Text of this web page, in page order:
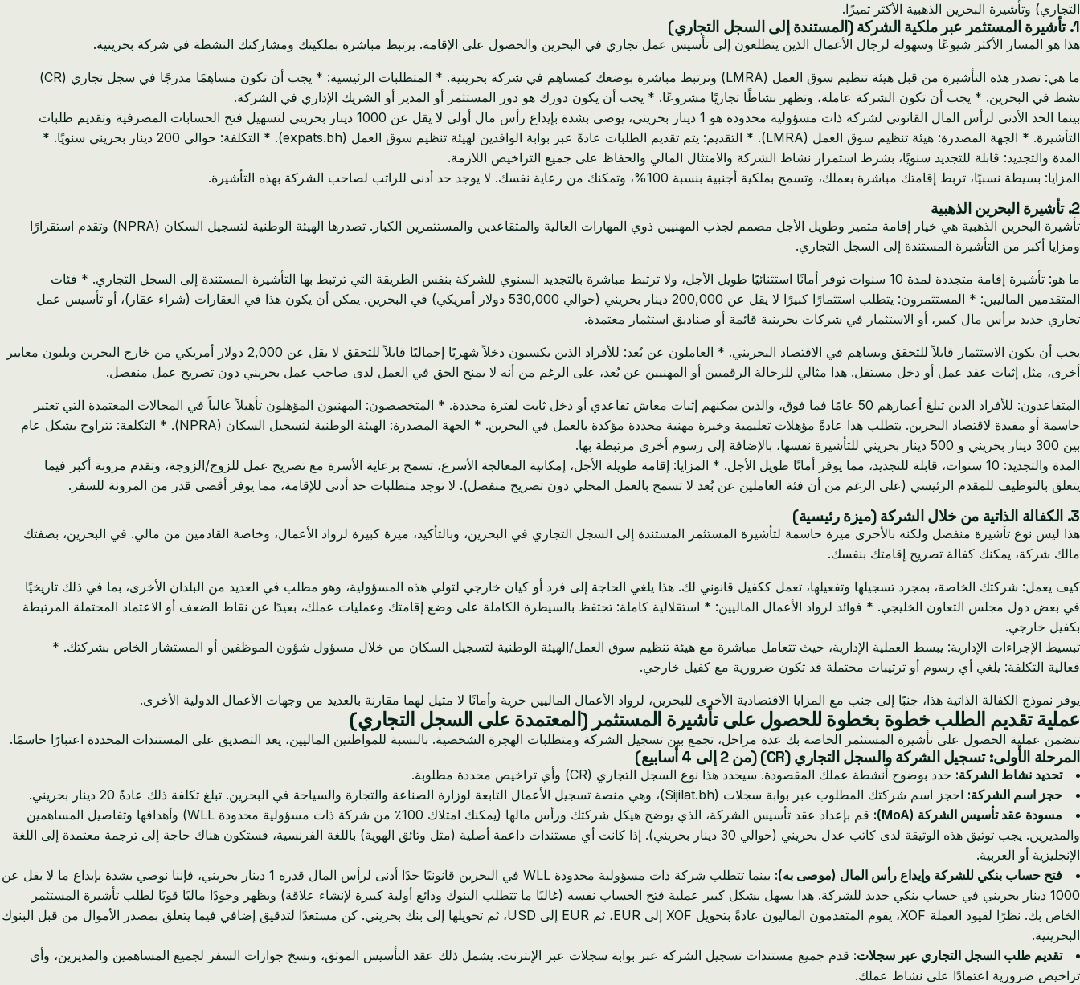
التجاري) وتأشيرة البحرين الذهبية الأكثر تميزًا.
1. تأشيرة المستثمر عبر ملكية الشركة (المستندة إلى السجل التجاري)
هذا هو المسار الأكثر شيوعًا وسهولة لرجال الأعمال الذين يتطلعون إلى تأسيس عمل تجاري في البحرين والحصول على الإقامة. يرتبط مباشرة بملكيتك ومشاركتك النشطة في شركة بحرينية.
ما هي: تصدر هذه التأشيرة من قبل هيئة تنظيم سوق العمل (LMRA) وترتبط مباشرة بوضعك كمساهِم في شركة بحرينية. * المتطلبات الرئيسية: * يجب أن تكون مساهِمًا مدرجًا في سجل تجاري (CR)
نشط في البحرين. * يجب أن تكون الشركة عاملة، وتظهر نشاطًا تجاريًا مشروعًا. * يجب أن يكون دورك هو دور المستثمر أو المدير أو الشريك الإداري في الشركة.
بينما الحد الأدنى لرأس المال القانوني لشركة ذات مسؤولية محدودة هو 1 دينار بحريني، يوصى بشدة بإيداع رأس مال أولي لا يقل عن 1000 دينار بحريني لتسهيل فتح الحسابات المصرفية وتقديم طلبات
التأشيرة. * الجهة المصدرة: هيئة تنظيم سوق العمل (LMRA). * التقديم: يتم تقديم الطلبات عادةً عبر بوابة الوافدين لهيئة تنظيم سوق العمل (expats.bh). * التكلفة: حوالي 200 دينار بحريني سنويًا. *
المدة والتجديد: قابلة للتجديد سنويًا، بشرط استمرار نشاط الشركة والامتثال المالي والحفاظ على جميع التراخيص اللازمة.
المزايا: بسيطة نسبيًا، تربط إقامتك مباشرة بعملك، وتسمح بملكية أجنبية بنسبة 100%، وتمكنك من رعاية نفسك. لا يوجد حد أدنى للراتب لصاحب الشركة بهذه التأشيرة.
2. تأشيرة البحرين الذهبية
تأشيرة البحرين الذهبية هي خيار إقامة متميز وطويل الأجل مصمم لجذب المهنيين ذوي المهارات العالية والمتقاعدين والمستثمرين الكبار. تصدرها الهيئة الوطنية لتسجيل السكان (NPRA) وتقدم استقرارًا
ومزايا أكبر من التأشيرة المستندة إلى السجل التجاري.
ما هو: تأشيرة إقامة متجددة لمدة 10 سنوات توفر أمانًا استثنائيًا طويل الأجل، ولا ترتبط مباشرة بالتجديد السنوي للشركة بنفس الطريقة التي ترتبط بها التأشيرة المستندة إلى السجل التجاري. * فئات
المتقدمين الماليين: * المستثمرون: يتطلب استثمارًا كبيرًا لا يقل عن 200,000 دينار بحريني (حوالي 530,000 دولار أمريكي) في البحرين. يمكن أن يكون هذا في العقارات (شراء عقار)، أو تأسيس عمل
تجاري جديد برأس مال كبير، أو الاستثمار في شركات بحرينية قائمة أو صناديق استثمار معتمدة.
يجب أن يكون الاستثمار قابلاً للتحقق ويساهم في الاقتصاد البحريني. * العاملون عن بُعد: للأفراد الذين يكسبون دخلاً شهريًا إجماليًا قابلاً للتحقق لا يقل عن 2,000 دولار أمريكي من خارج البحرين ويلبون معايير
أخرى، مثل إثبات عقد عمل أو دخل مستقل. هذا مثالي للرحالة الرقميين أو المهنيين عن بُعد، على الرغم من أنه لا يمنح الحق في العمل لدى صاحب عمل بحريني دون تصريح عمل منفصل.
المتقاعدون: للأفراد الذين تبلغ أعمارهم 50 عامًا فما فوق، والذين يمكنهم إثبات معاش تقاعدي أو دخل ثابت لفترة محددة. * المتخصصون: المهنيون المؤهلون تأهيلاً عالياً في المجالات المعتمدة التي تعتبر
حاسمة أو مفيدة لاقتصاد البحرين. يتطلب هذا عادةً مؤهلات تعليمية وخبرة مهنية محددة مؤكدة بالعمل في البحرين. * الجهة المصدرة: الهيئة الوطنية لتسجيل السكان (NPRA). * التكلفة: تتراوح بشكل عام
بين 300 دينار بحريني و 500 دينار بحريني للتأشيرة نفسها، بالإضافة إلى رسوم أخرى مرتبطة بها.
المدة والتجديد: 10 سنوات، قابلة للتجديد، مما يوفر أمانًا طويل الأجل. * المزايا: إقامة طويلة الأجل، إمكانية المعالجة الأسرع، تسمح برعاية الأسرة مع تصريح عمل للزوج/الزوجة، وتقدم مرونة أكبر فيما
يتعلق بالتوظيف للمقدم الرئيسي (على الرغم من أن فئة العاملين عن بُعد لا تسمح بالعمل المحلي دون تصريح منفصل). لا توجد متطلبات حد أدنى للإقامة، مما يوفر أقصى قدر من المرونة للسفر.
3. الكفالة الذاتية من خلال الشركة (ميزة رئيسية)
هذا ليس نوع تأشيرة منفصل ولكنه بالأحرى ميزة حاسمة لتأشيرة المستثمر المستندة إلى السجل التجاري في البحرين، وبالتأكيد، ميزة كبيرة لرواد الأعمال، وخاصة القادمين من مالي. في البحرين، بصفتك
مالك شركة، يمكنك كفالة تصريح إقامتك بنفسك.
كيف يعمل: شركتك الخاصة، بمجرد تسجيلها وتفعيلها، تعمل ككفيل قانوني لك. هذا يلغي الحاجة إلى فرد أو كيان خارجي لتولي هذه المسؤولية، وهو مطلب في العديد من البلدان الأخرى، بما في ذلك تاريخيًا
في بعض دول مجلس التعاون الخليجي. * فوائد لرواد الأعمال الماليين: * استقلالية كاملة: تحتفظ بالسيطرة الكاملة على وضع إقامتك وعمليات عملك، بعيدًا عن نقاط الضعف أو الاعتماد المحتملة المرتبطة
بكفيل خارجي.
تبسيط الإجراءات الإدارية: يبسط العملية الإدارية، حيث تتعامل مباشرة مع هيئة تنظيم سوق العمل/الهيئة الوطنية لتسجيل السكان من خلال مسؤول شؤون الموظفين أو المستشار الخاص بشركتك. *
فعالية التكلفة: يلغي أي رسوم أو ترتيبات محتملة قد تكون ضرورية مع كفيل خارجي.
يوفر نموذج الكفالة الذاتية هذا، جنبًا إلى جنب مع المزايا الاقتصادية الأخرى للبحرين، لرواد الأعمال الماليين حرية وأمانًا لا مثيل لهما مقارنة بالعديد من وجهات الأعمال الدولية الأخرى.
عملية تقديم الطلب خطوة بخطوة للحصول على تأشيرة المستثمر (المعتمدة على السجل التجاري)
تتضمن عملية الحصول على تأشيرة المستثمر الخاصة بك عدة مراحل، تجمع بين تسجيل الشركة ومتطلبات الهجرة الشخصية. بالنسبة للمواطنين الماليين، يعد التصديق على المستندات المحددة اعتبارًا حاسمًا.
المرحلة الأولى: تسجيل الشركة والسجل التجاري (CR) (من 2 إلى 4 أسابيع)
تحديد نشاط الشركة: حدد بوضوح أنشطة عملك المقصودة. سيحدد هذا نوع السجل التجاري (CR) وأي تراخيص محددة مطلوبة.
حجز اسم الشركة: احجز اسم شركتك المطلوب عبر بوابة سجلات (Sijilat.bh)، وهي منصة تسجيل الأعمال التابعة لوزارة الصناعة والتجارة والسياحة في البحرين. تبلغ تكلفة ذلك عادةً 20 دينار بحريني.
مسودة عقد تأسيس الشركة (MoA):
قم بإعداد عقد تأسيس الشركة، الذي يوضح هيكل شركتك ورأس مالها (يمكنك امتلاك 100٪ من شركة ذات مسؤولية محدودة WLL) وأهدافها وتفاصيل المساهمين
والمديرين. يجب توثيق هذه الوثيقة لدى كاتب عدل بحريني (حوالي 30 دينار بحريني). إذا كانت أي مستندات داعمة أصلية (مثل وثائق الهوية) باللغة الفرنسية، فستكون هناك حاجة إلى ترجمة معتمدة إلى اللغة
الإنجليزية أو العربية.
فتح حساب بنكي للشركة وإيداع رأس المال (موصى به):
بينما تتطلب شركة ذات مسؤولية محدودة WLL في البحرين قانونيًا حدًا أدنى لرأس المال قدره 1 دينار بحريني، فإننا نوصي بشدة بإيداع ما لا يقل عن
1000 دينار بحريني في حساب بنكي جديد للشركة. هذا يسهل بشكل كبير عملية فتح الحساب نفسه (غالبًا ما تتطلب البنوك ودائع أولية كبيرة لإنشاء علاقة) ويظهر وجودًا ماليًا قويًا لطلب تأشيرة المستثمر
الخاص بك. نظرًا لقيود العملة XOF، يقوم المتقدمون الماليون عادةً بتحويل XOF إلى EUR، ثم EUR إلى USD، ثم تحويلها إلى بنك بحريني. كن مستعدًا لتدقيق إضافي فيما يتعلق بمصدر الأموال من قبل البنوك
البحرينية.
تقديم طلب السجل التجاري عبر سجلات: قدم جميع مستندات تسجيل الشركة عبر بوابة سجلات عبر الإنترنت. يشمل ذلك عقد التأسيس الموثق، ونسخ جوازات السفر لجميع المساهمين والمديرين، وأي
تراخيص ضرورية اعتمادًا على نشاط عملك.